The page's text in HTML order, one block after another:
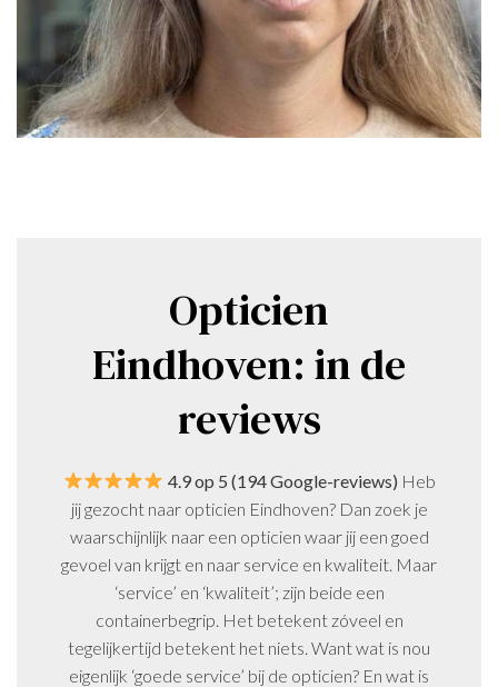
Opticien
Eindhoven: in de
reviews
4.9 op 5 (194 Google-reviews) Heb
jij gezocht naar opticien Eindhoven? Dan zoek je
waarschijnlijk naar een opticien waar jij een goed
gevoel van krijgt en naar service en kwaliteit. Maar
‘service’ en ‘kwaliteit’; zijn beide een
containerbegrip. Het betekent zóveel en
tegelijkertijd betekent het niets. Want wat is nou
eigenlijk ‘goede service’ bij de opticien? En wat is